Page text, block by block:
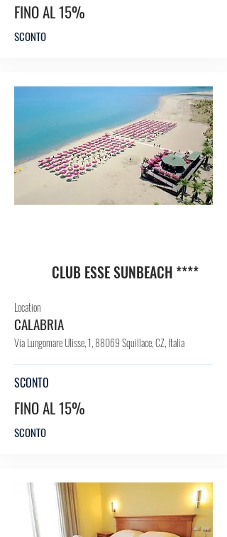
FINO AL 15%
SCONTO
CLUB ESSE SUNBEACH ****
Location
CALABRIA
Via Lungomare Ulisse, 1, 88069 Squillace, CZ, Italia
SCONTO
FINO AL 15%
SCONTO